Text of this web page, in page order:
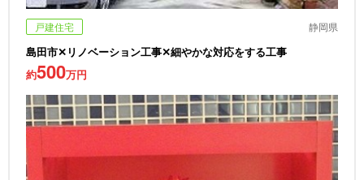
戸建住宅 静岡県
島田市✕リノベーション工事✕細やかな対応をする工事
約500万円